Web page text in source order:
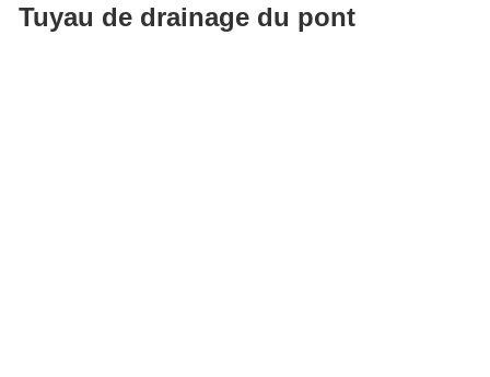
Tuyau de drainage du pont
Tuyau de drainage du pont